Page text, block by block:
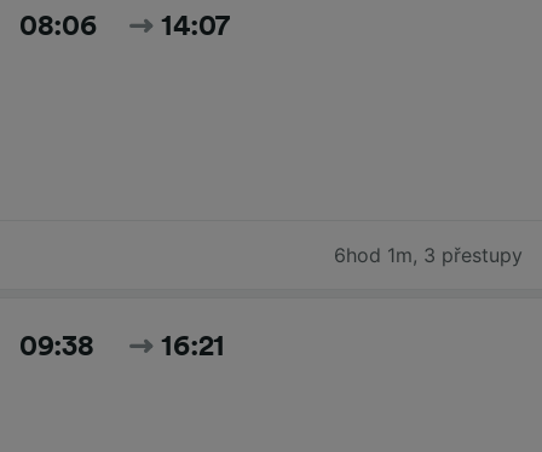
08:06 14:07
6hod 1m, 3 přestupy
09:38 16:21